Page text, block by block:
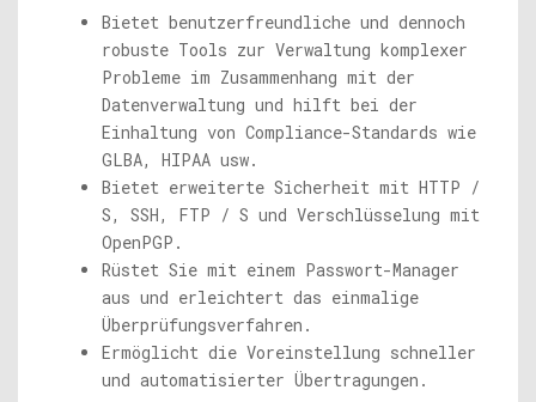
Bietet benutzerfreundliche und dennoch
robuste Tools zur Verwaltung komplexer
Probleme im Zusammenhang mit der
Datenverwaltung und hilft bei der
Einhaltung von Compliance-Standards wie
GLBA, HIPAA usw.
Bietet erweiterte Sicherheit mit HTTP /
S, SSH, FTP / S und Verschlüsselung mit
OpenPGP.
Rüstet Sie mit einem Passwort-Manager
aus und erleichtert das einmalige
Überprüfungsverfahren.
Ermöglicht die Voreinstellung schneller
und automatisierter Übertragungen.